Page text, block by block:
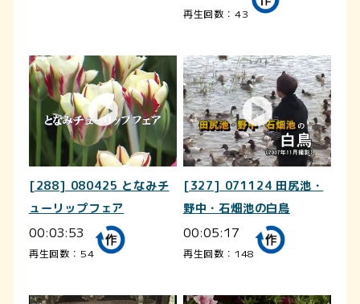
再生回数：43
[288] 080425 となみチ
ューリップフェア
00:03:53
再生回数：54
[327] 071124 田尻池・
野中・石畑池の白鳥
00:05:17
再生回数：148